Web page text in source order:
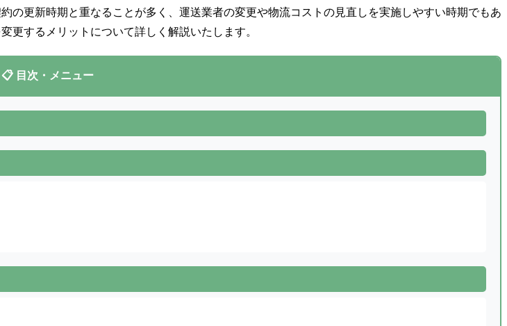
の更新時期と重なることが多く、運送業者の変更や物流コストの見直しを実施しやすい時期でもあ
更するメリットについて詳しく解説いたします。
📋 目次・メニュー